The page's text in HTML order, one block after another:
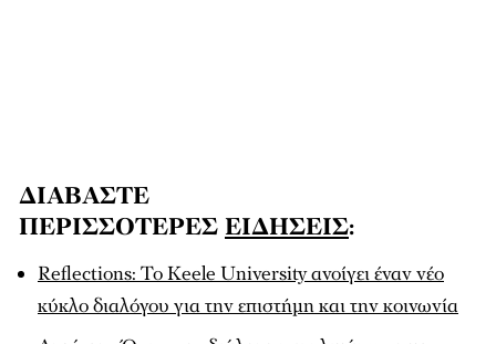
ΔΙΑΒΑΣΤΕ
ΠΕΡΙΣΣΟΤΕΡΕΣ ΕΙΔΗΣΕΙΣ:
Reflections: Το Keele University ανοίγει έναν νέο
κύκλο διαλόγου για την επιστήμη και την κοινωνία